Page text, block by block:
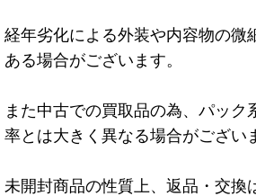
経年劣化による外装や内容物の微
ある場合がございます。
また中古での買取品の為、パック
率とは大きく異なる場合がござい
未開封商品の性質上、返品・交換